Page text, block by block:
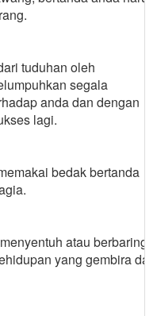
tuduhan oleh
segala
anda dan dengan
lagi.
bedak bertanda
atau berbaring
yang gembira dan